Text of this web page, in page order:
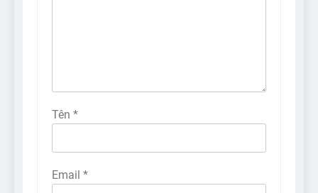
Tên *
Email *